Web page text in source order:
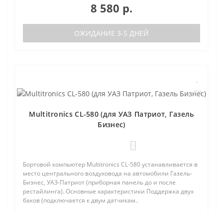
8 580 р.
ОЖИДАНИЕ 3-5 ДНЕЙ
Multitronics CL-580 (для УАЗ Патриот, Газель
Бизнес)
Бортовой компьютер Multitronics CL-580 устанавливается в
место центрального воздуховода на автомобили Газель-
Бизнес, УАЗ-Патриот (приборная панель до и после
рестайлинга). Основные характеристики Поддержка двух
баков (подключается к двум датчикам..